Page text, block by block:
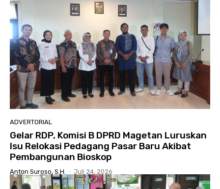
ADVERTORIAL
Gelar RDP, Komisi B DPRD Magetan Luruskan
Isu Relokasi Pedagang Pasar Baru Akibat
Pembangunan Bioskop
Anton Suroso, S.H. - Juli 24, 2026